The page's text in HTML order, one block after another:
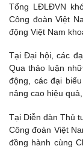
Tổng LĐLĐVN
Công đoàn Việt
động Việt Nam
Tại Đại hội, các
Qua thảo luận
động, các đại
nâng cao hiệu
Tại Diễn đàn Thủ
Công đoàn Việt
đồng hành cùng